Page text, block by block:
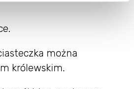
można
królewskim.